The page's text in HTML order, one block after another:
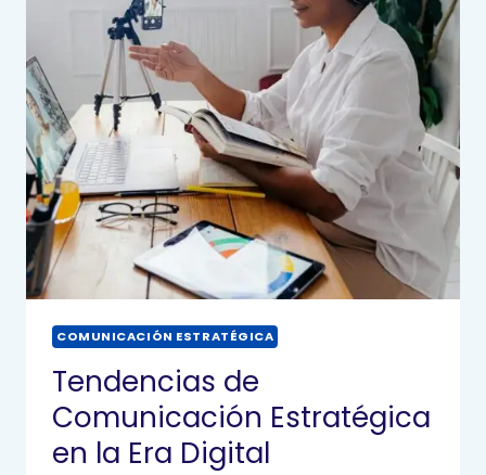
COMUNICACIÓN ESTRATÉGICA
Tendencias de
Comunicación Estratégica
en la Era Digital